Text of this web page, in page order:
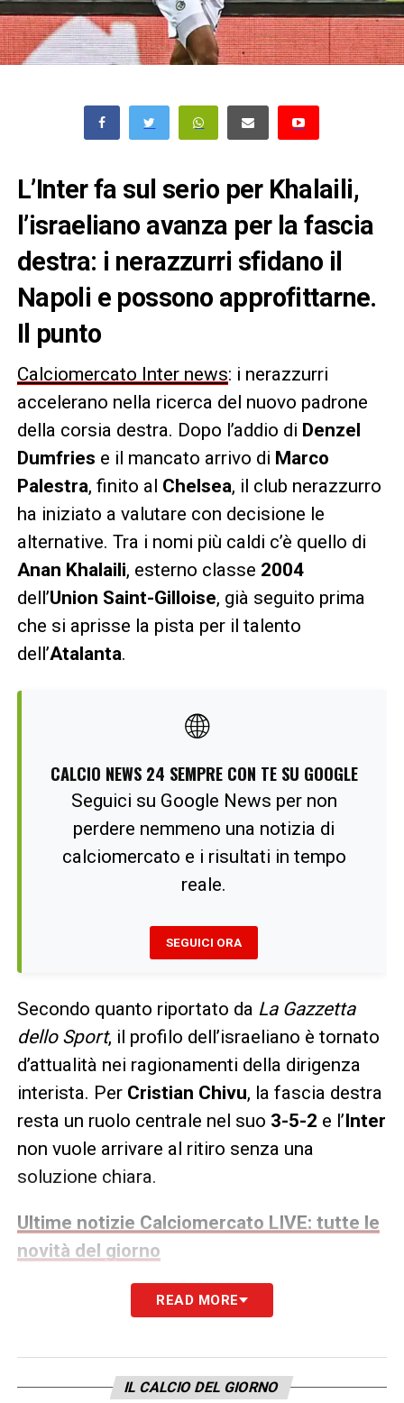
L’Inter fa sul serio per Khalaili,
l’israeliano avanza per la fascia
destra: i nerazzurri sfidano il
Napoli e possono approfittarne.
Il punto
Calciomercato Inter news: i nerazzurri
accelerano nella ricerca del nuovo padrone
della corsia destra. Dopo l’addio di Denzel
Dumfries e il mancato arrivo di Marco
Palestra, finito al Chelsea, il club nerazzurro
ha iniziato a valutare con decisione le
alternative. Tra i nomi più caldi c’è quello di
Anan Khalaili, esterno classe 2004
dell’Union Saint-Gilloise, già seguito prima
che si aprisse la pista per il talento
dell’Atalanta.
🌐
CALCIO NEWS 24 SEMPRE CON TE SU GOOGLE
Seguici su Google News per non
perdere nemmeno una notizia di
calciomercato e i risultati in tempo
reale.
SEGUICI ORA
Secondo quanto riportato da La Gazzetta
dello Sport, il profilo dell’israeliano è tornato
d’attualità nei ragionamenti della dirigenza
interista. Per Cristian Chivu, la fascia destra
resta un ruolo centrale nel suo 3-5-2 e l’ Inter
non vuole arrivare al ritiro senza una
soluzione chiara.
Ultime notizie Calciomercato LIVE: tutte le
novità del giorno
Khalaili Inter, numeri e
nella sua evoluzione tattica ha arretrato il
READ MORE
IL CALCIO DEL GIORNO